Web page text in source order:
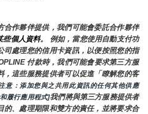
合作夥伴提供，我們可能會委託合作夥伴
些個人資料。 例如，當您使用自動支付功
司處理您的信用卡資訊，以便按照您的指
付款時，我們可能會要求第三方服
這些服務提供者可以促進「瞭解您的客
意：添加您與之共用此資訊的任何其他供應
履行應用程式]我們將與第三方服務提供者
的、處理期限和雙方的責任，並將要求合